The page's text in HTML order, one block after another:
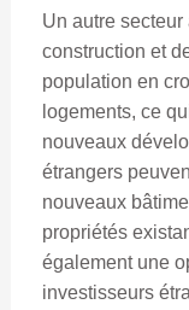
Un autre
construction et
population en
logements, ce
nouveaux
étrangers
nouveaux
propriétés
également une
investisseurs